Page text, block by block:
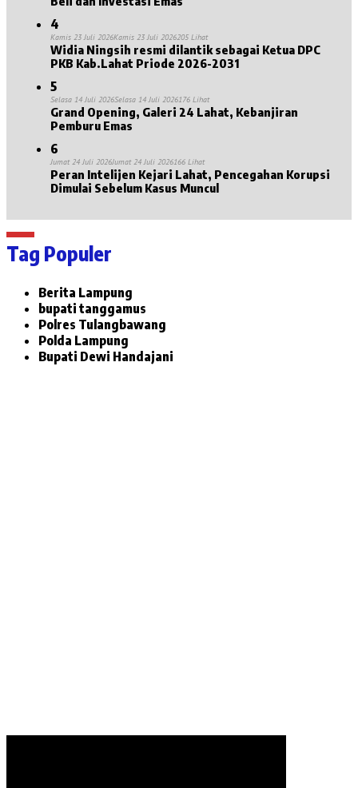
4
Kamis 23 Juli 2026Kamis 23 Juli 2026205 Lihat
Widia Ningsih resmi dilantik sebagai Ketua DPC
PKB Kab.Lahat Priode 2026-2031
5
Selasa 14 Juli 2026Selasa 14 Juli 2026176 Lihat
Grand Opening, Galeri 24 Lahat, Kebanjiran
Pemburu Emas
6
Jumat 24 Juli 2026Jumat 24 Juli 2026166 Lihat
Peran Intelijen Kejari Lahat, Pencegahan Korupsi
Dimulai Sebelum Kasus Muncul
Tag Populer
Berita Lampung
bupati tanggamus
Polres Tulangbawang
Polda Lampung
Bupati Dewi Handajani